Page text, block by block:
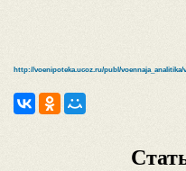
http://voenipoteka.ucoz.ru/publ/